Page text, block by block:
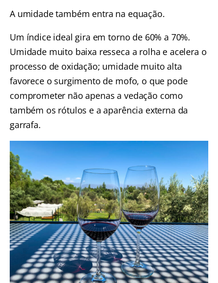
A umidade também entra na equação.
Um índice ideal gira em torno de 60% a 70%.
Umidade muito baixa resseca a rolha e acelera o
processo de oxidação; umidade muito alta
favorece o surgimento de mofo, o que pode
comprometer não apenas a vedação como
também os rótulos e a aparência externa da
garrafa.